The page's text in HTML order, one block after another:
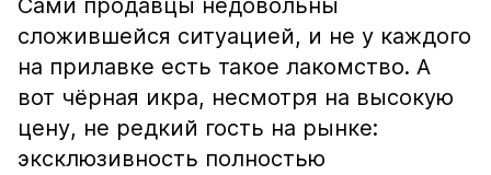
Сами продавцы недовольны
сложившейся ситуацией, и не у каждого
на прилавке есть такое лакомство. А
вот чёрная икра, несмотря на высокую
цену, не редкий гость на рынке:
эксклюзивность полностью